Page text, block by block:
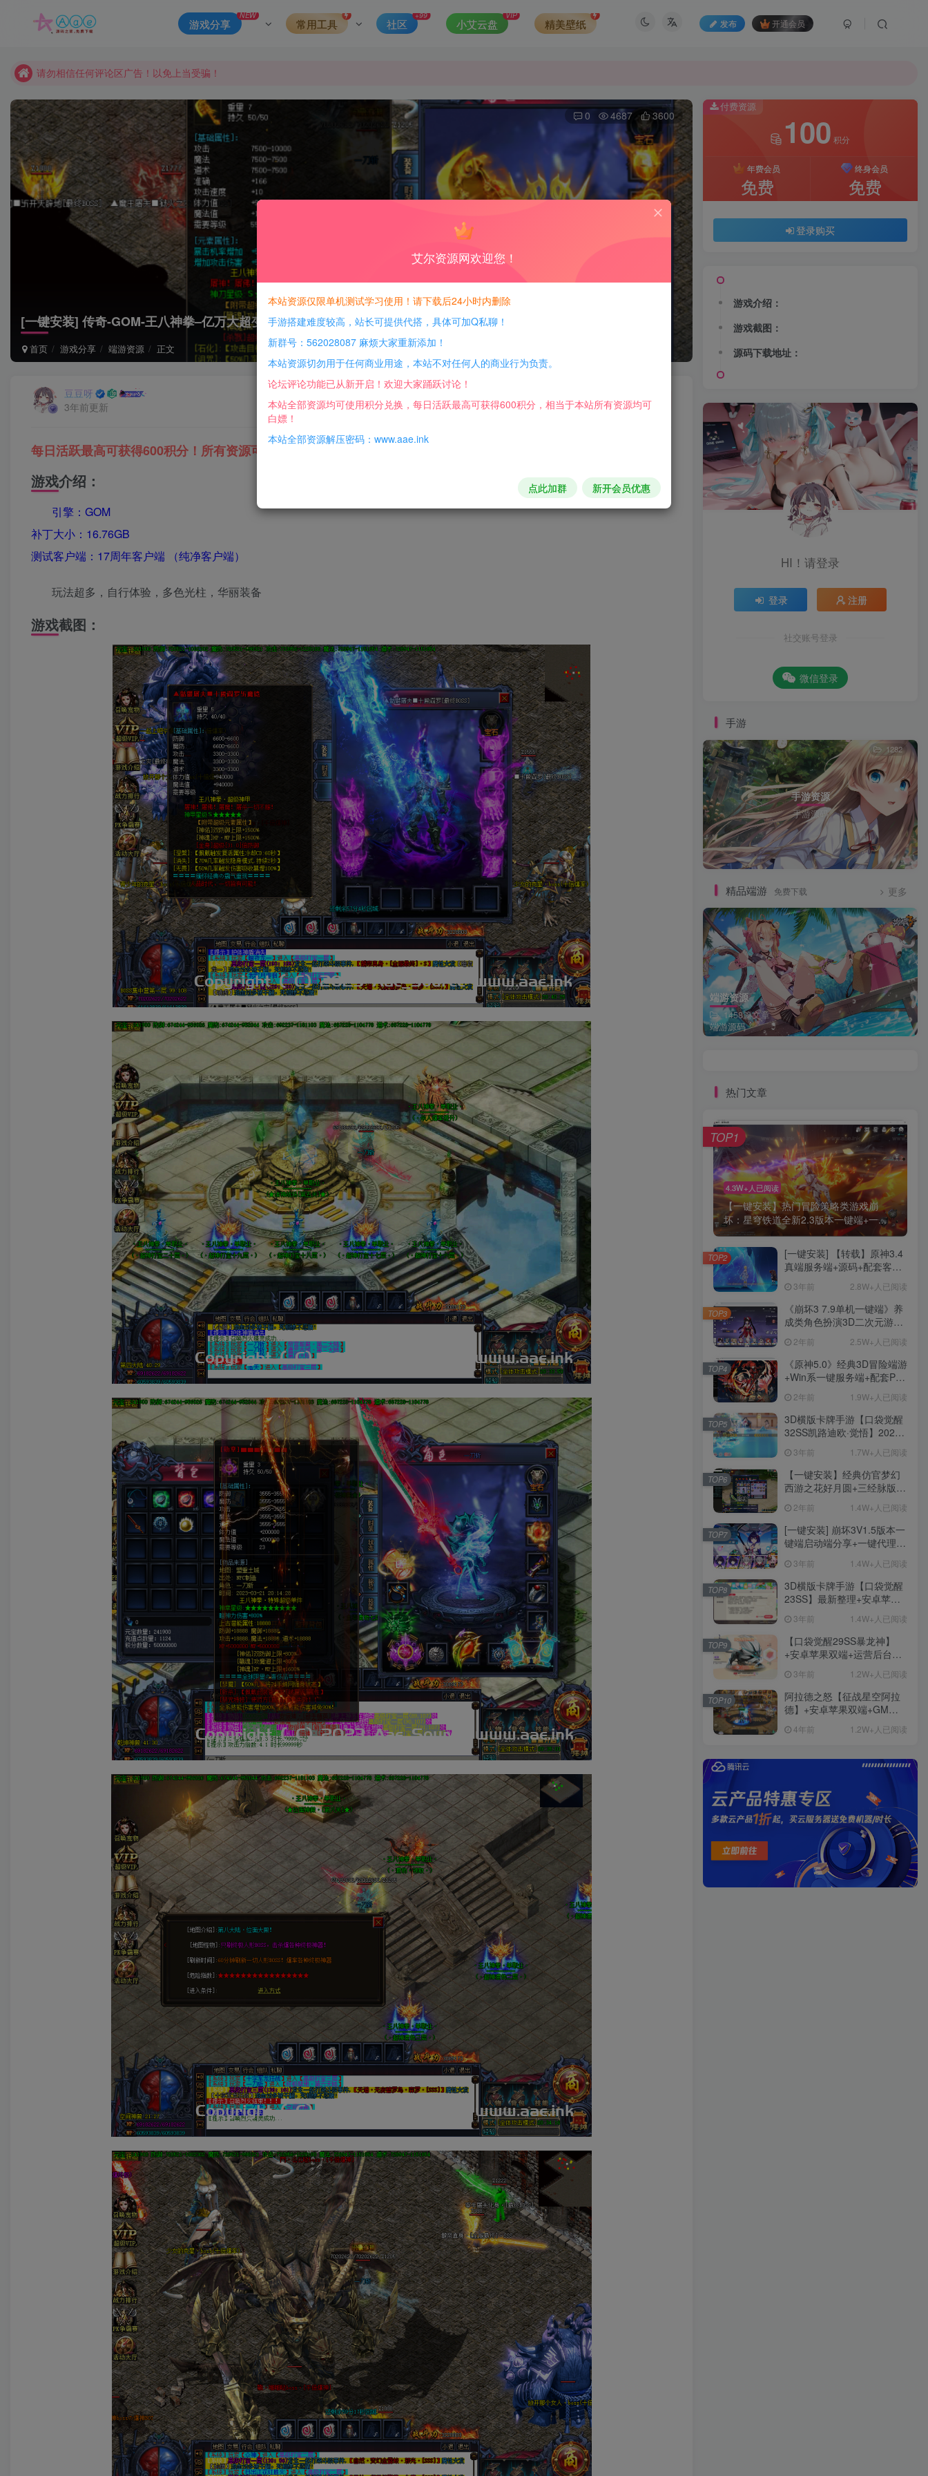
发布 开通会员
游戏分享
NEW
常用工具 社区
+99
小艾云盘
VIP
精美壁纸
现在赞助会员享受专属折扣，详情点击此条公告。
本网站的文章部分内容可能来源于网络，仅供大家学习与参考，如有侵权，请联系站长QQ466107887进行删除处理。
[一键安装] 传奇-GOM-王八神拳–亿万大超变-单职业-变态-九大陆-多色光柱-华丽装备
首页 游戏分享 端游资源 正文
0 4687 3600
豆豆呀
3年前更新
关注
每日活跃最高可获得600积分！所有资源可以使用积分免费兑换！
游戏介绍：
引擎：GOM
补丁大小：16.76GB
测试客户端：17周年客户端 （纯净客户端）
玩法超多，自行体验，多色光柱，华丽装备
游戏截图：
付费资源
100 积分
年费会员
免费
终身会员
免费
登录购买
游戏介绍：
游戏截图：
源码下载地址：
HI！请登录
登录 注册
社交账号登录
微信登录
手游
手游资源
手游源码
1282
精品端游 免费下载 更多
端游资源
1458篇文章
端游源码
热门文章
4.3W+人已阅读
【一键安装】热门冒险策略类游戏崩
坏：星穹铁道全新2.3版本一键端+一...
TOP1
[一键安装] 【转载】原神3.4
真端服务端+源码+配套客户
说明文件
3年前 2.8W+人已阅读
TOP2
《崩坏3 7.9单机一键端》养
成类角色扮演3D二次元游
用、无限资源、附带保姆级
安装教程
2年前 2.5W+人已阅读
TOP3
《原神5.0》经典3D冒险端游
+Win系一键服务端+配套PC
池文件
2年前 1.9W+人已阅读
TOP4
3D横版卡牌手游【口袋觉醒
32SS凯路迪欧·觉悟】2023
+支付对接+安卓苹果双端+运
营后台+GM授权后台+代理
后台
3年前 1.7W+人已阅读
TOP5
【一键安装】经典仿官梦幻
西游之花好月圆+三经脉版本
卡+剧情活动+视频搭建及其
他修改资料
2年前 1.4W+人已阅读
TOP6
[一键安装] 崩坏3V1.5版本一
键端启动端分享+一键代理
ID+详细指令+极简一键修改
3年前 1.4W+人已阅读
TOP7
3D横版卡牌手游【口袋觉醒
23SS】最新整理+安卓苹果
细搭建教程
3年前 1.4W+人已阅读
TOP8
【口袋觉醒29SS暴龙神】
+安卓苹果双端+运营后台
端 3年前 1.2W+人已阅读
TOP9
阿拉德之怒【征战星空阿拉
德】+安卓苹果双端+GM授
+详细教程
4年前 1.2W+人已阅读
TOP10
艾尔资源网欢迎您！
本站资源仅限单机测试学习使用！请下载后24小时内删除
手游搭建难度较高，站长可提供代搭，具体可加Q私聊！
新群号：562028087 麻烦大家重新添加！
本站资源切勿用于任何商业用途，本站不对任何人的商业行为负责。
论坛评论功能已从新开启！欢迎大家踊跃讨论！
本站全部资源均可使用积分兑换，每日活跃最高可获得600积分，相当于本站所有资源均可
白嫖！
本站全部资源解压密码：www.aae.ink
点此加群 新开会员优惠